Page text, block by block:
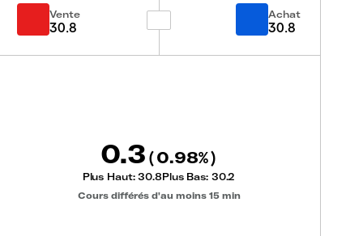
Vente
30.8
Achat
30.8
0.3 (0.98%)
Plus Haut:30.8Plus Bas: 30.2
Cours différés d'au moins 15 min